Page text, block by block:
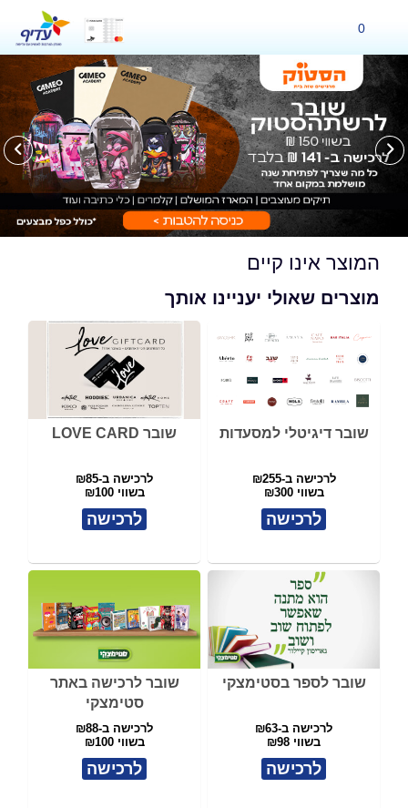
0
המוצר אינו קיים
מוצרים שאולי יעניינו אותך
שובר דיגיטלי למסעדות
לרכישה ב-₪255
בשווי ₪300
לרכישה
שובר LOVE CARD
לרכישה ב-₪85
בשווי ₪100
לרכישה
שובר לספר בסטימצקי
לרכישה ב-₪63
בשווי ₪98
לרכישה
שובר לרכישה באתר
סטימצקי
לרכישה ב-₪88
בשווי ₪100
לרכישה